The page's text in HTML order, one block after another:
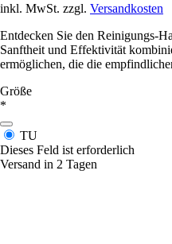
inkl. MwSt. zzgl. Versandkosten
Entdecken Sie den Reinigungs-
Sanftheit und Effektivität
ermöglichen, die die
Größe
*
TU
Dieses Feld ist erforderlich
Versand in 2 Tagen